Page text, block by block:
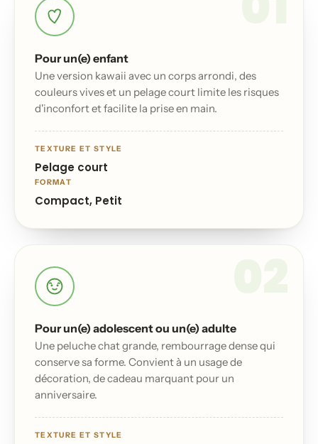
Pour un(e) enfant
Une version kawaii avec un corps arrondi, des
couleurs vives et un pelage court limite les risques
d'inconfort et facilite la prise en main.
TEXTURE ET STYLE
Pelage court
FORMAT
Compact, Petit
Pour un(e) adolescent ou un(e) adulte
Une peluche chat grande, rembourrage dense qui
conserve sa forme. Convient à un usage de
décoration, de cadeau marquant pour un
anniversaire.
TEXTURE ET STYLE